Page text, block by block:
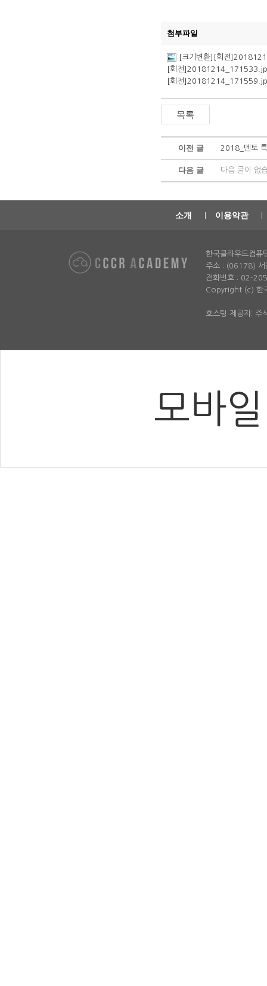
첨부파일
[크기변환][회전
[회전
[회전
이전 글 2018_멘토
다음 글 다음 글이 없
소개 이용약관
한국클라우드컴퓨
주소 : (06178) 서
전화번호 : 02-
Copyright (c) 한
호스팅 제공자: 주
모바